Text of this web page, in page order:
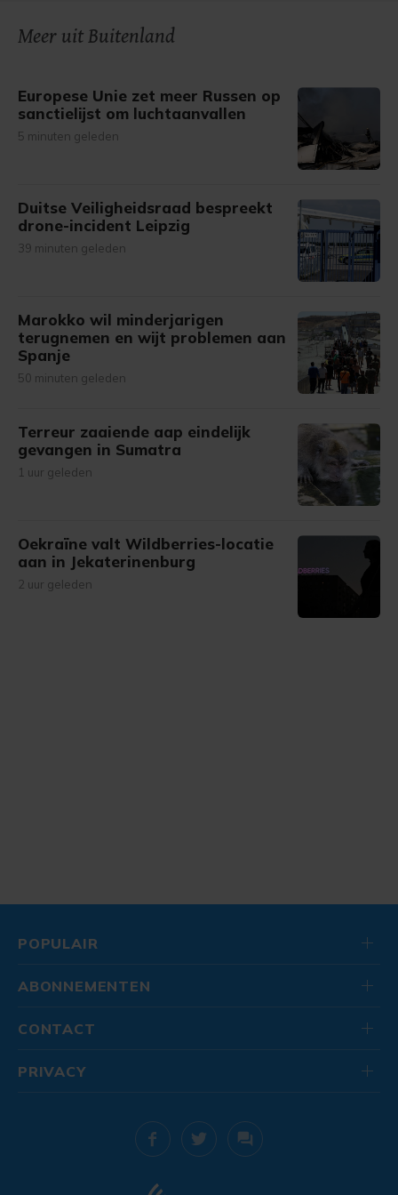
gemaakte keuze altijd wijzigen of intrekken.
Meer uit Buitenland
Europese Unie zet meer Russen op
sanctielijst om luchtaanvallen
5 minuten geleden
Duitse Veiligheidsraad bespreekt
drone-incident Leipzig
39 minuten geleden
Marokko wil minderjarigen
terugnemen en wijt problemen aan
Spanje
50 minuten geleden
Terreur zaaiende aap eindelijk
gevangen in Sumatra
1 uur geleden
Oekraïne valt Wildberries-locatie
aan in Jekaterinenburg
2 uur geleden
POPULAIR
ABONNEMENTEN
CONTACT
PRIVACY